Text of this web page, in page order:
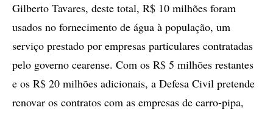
Gilberto Tavares, deste total, R$ 10 milhões foram
usados no fornecimento de água à população, um
serviço prestado por empresas particulares contratadas
pelo governo cearense. Com os R$ 5 milhões restantes
e os R$ 20 milhões adicionais, a Defesa Civil pretende
renovar os contratos com as empresas de carro-pipa,